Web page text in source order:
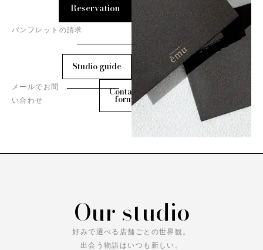
Reservation
パンフレットの請求
Studio guide
メールでお問
い合わせ
Contact
form
Our studio
好みで選べる店舗ごとの世界観。
出会う物語はいつも新しい。